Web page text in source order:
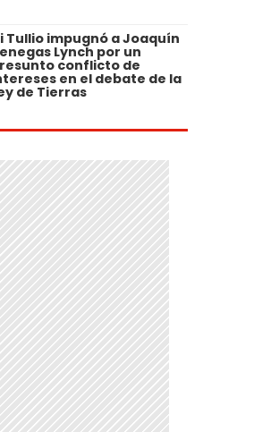
Tullio impugnó a Joaquín
Lynch por un
conflicto de
en el debate de la
de Tierras